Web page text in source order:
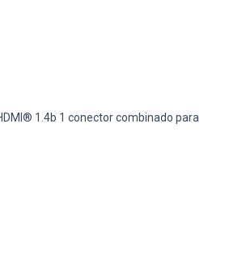
1.4b 1 conector combinado para